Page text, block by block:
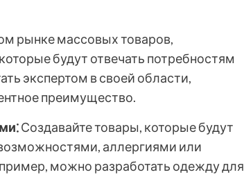
рынке массовых товаров,
будут отвечать потребностям
экспертом в своей области,
преимущество.
Создавайте товары, которые будут
аллергиями или
можно разработать одежду для